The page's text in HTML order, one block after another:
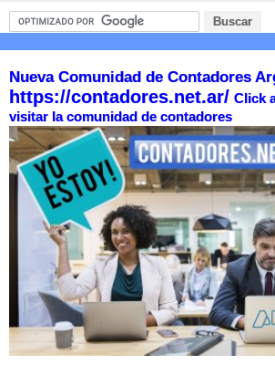
Nueva Comunidad de Contadores
https://contadores.net.ar/ Click
visitar la comunidad de contadores